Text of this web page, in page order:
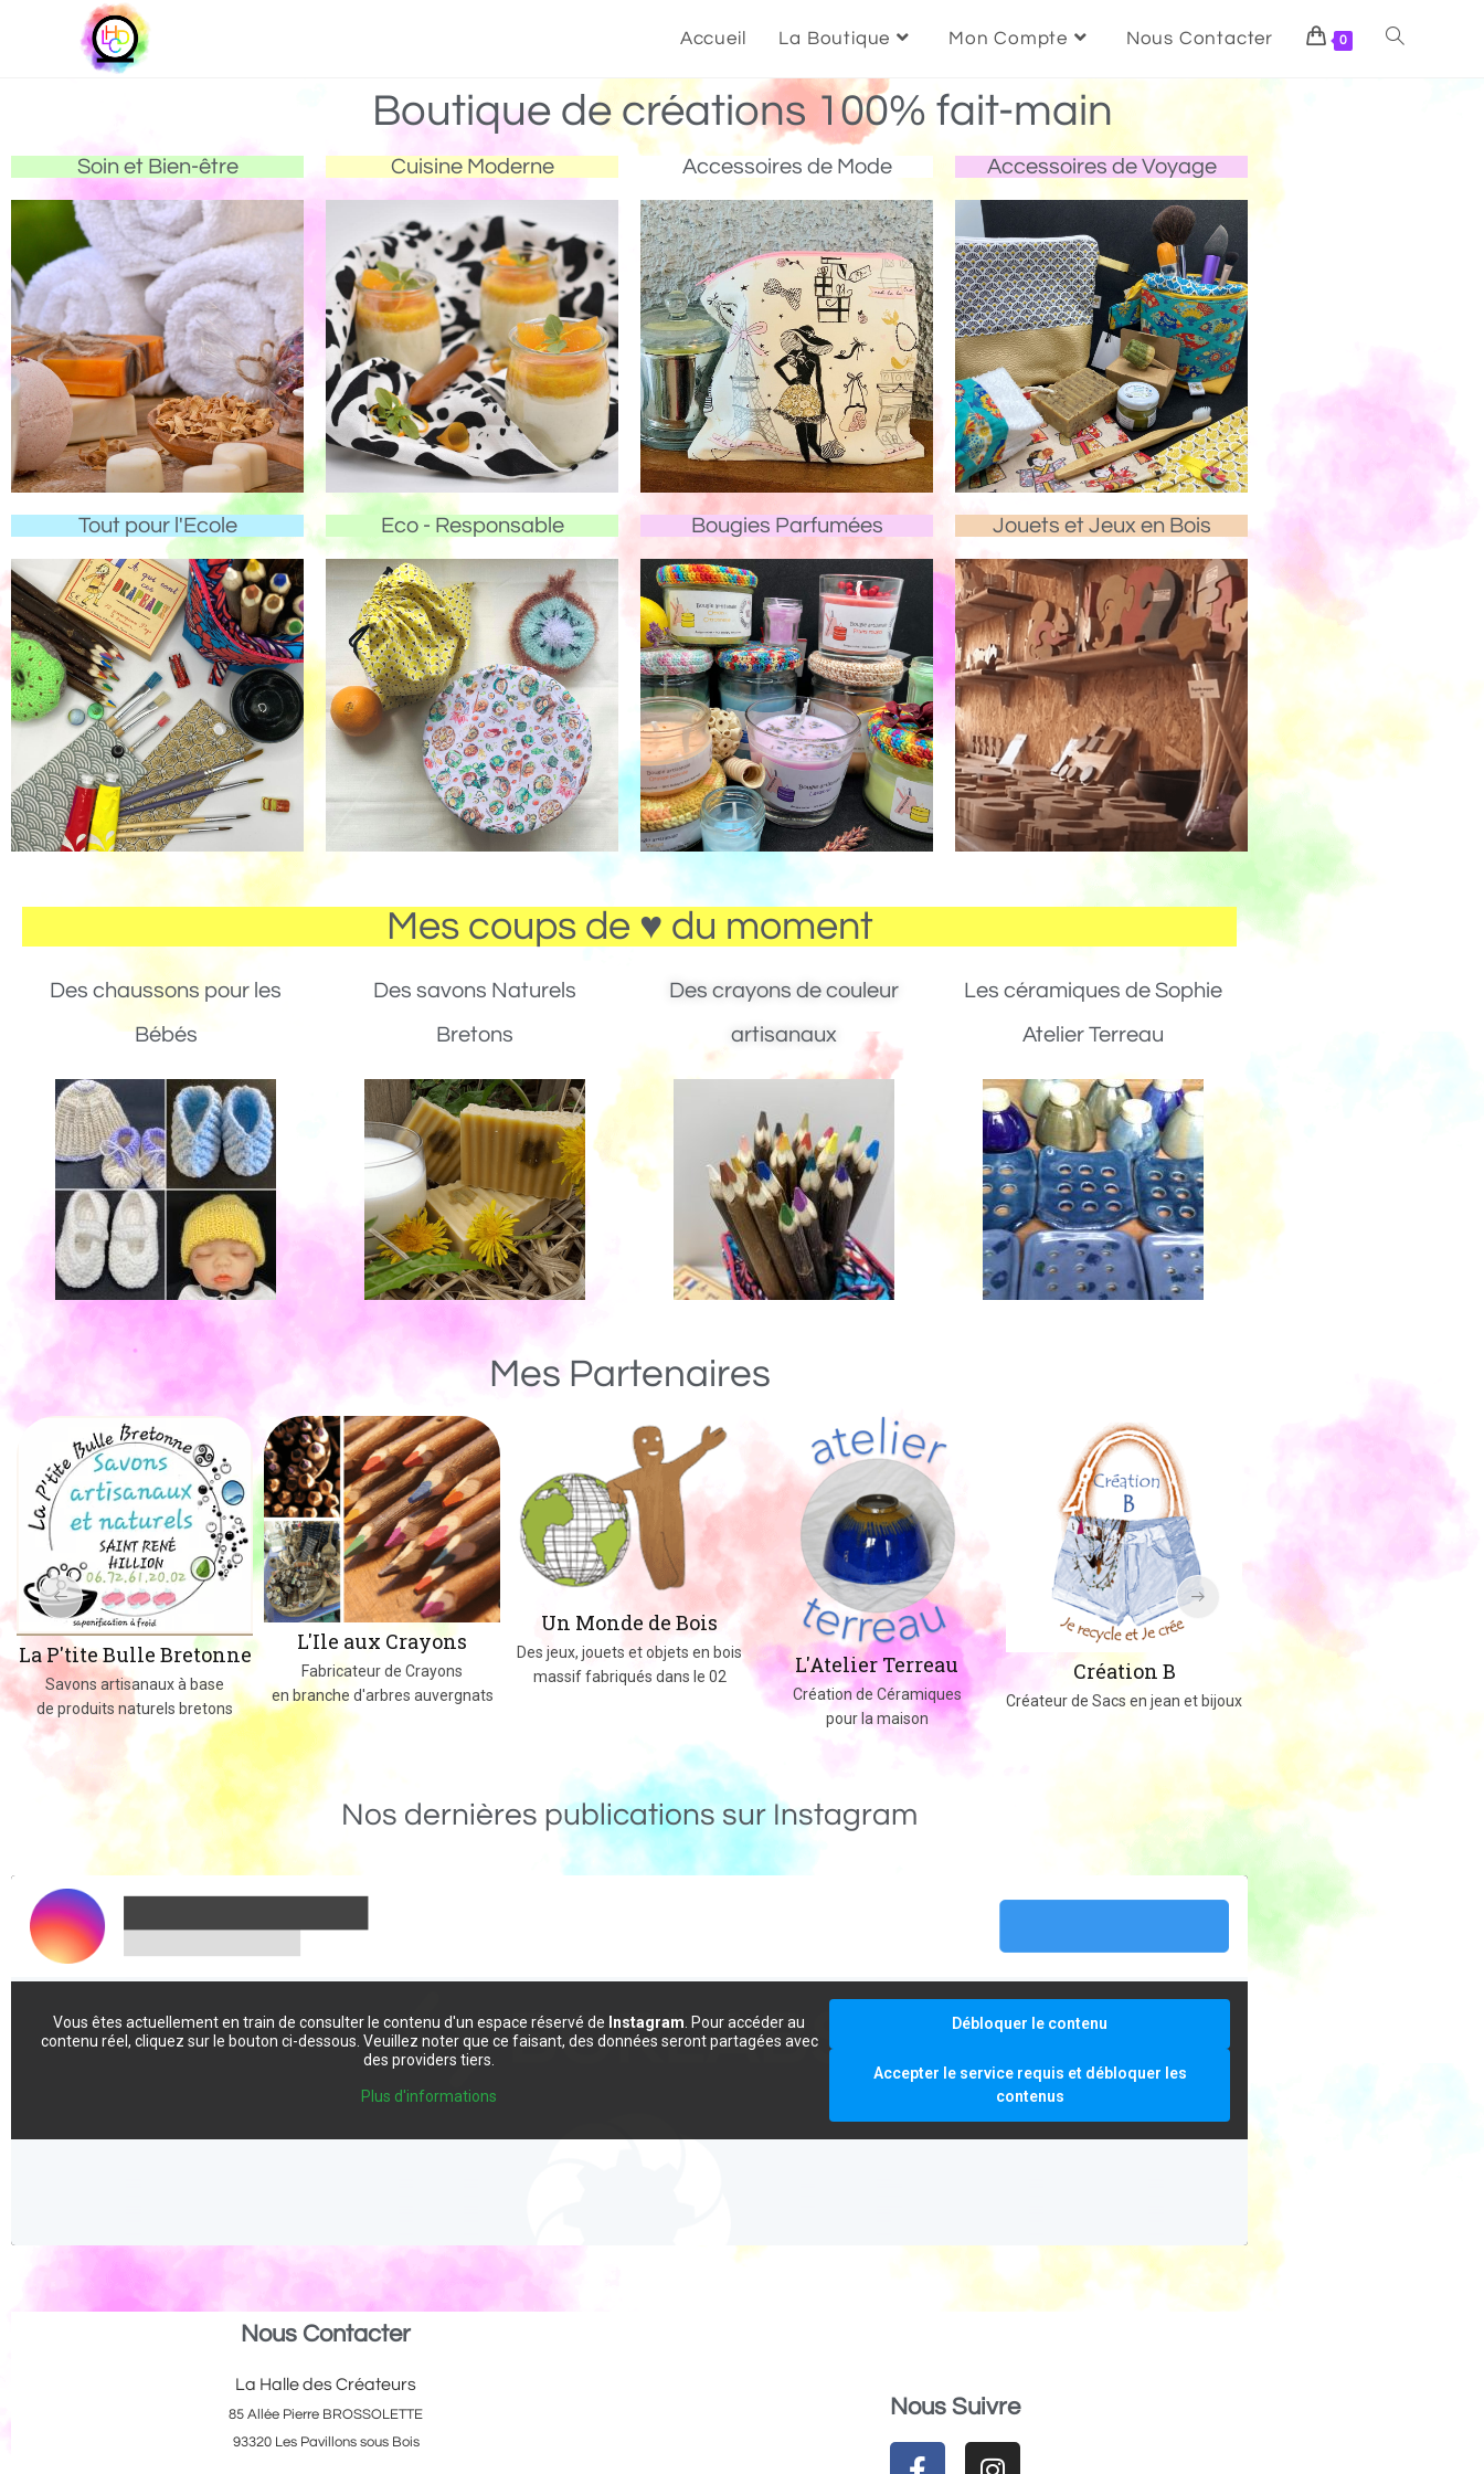
Accueil La Boutique Mon Compte Nous Contacter 0
Boutique de créations 100% fait-main
Soin et Bien-être Cuisine Moderne Accessoires de Mode Accessoires de Voyage
Tout pour l'Ecole Eco - Responsable Bougies Parfumées Jouets et Jeux en Bois
Mes coups de ♥ du moment
Des chaussons pour les
Bébés
Des savons Naturels
Bretons
Des crayons de couleur
artisanaux
Les céramiques de Sophie
Atelier Terreau
Mes Partenaires
La P'tite Bulle Bretonne
Savons artisanaux à base
de produits naturels bretons
L'Ile aux Crayons
Fabricateur de Crayons
en branche d'arbres auvergnats
Un Monde de Bois
Des jeux, jouets et objets en bois
massif fabriqués dans le 02
L'Atelier Terreau
Création de Céramiques
pour la maison
Création B
Créateur de Sacs en jean et bijoux
Créations au crochet ou tricot
Nos dernières publications sur Instagram
Vous êtes actuellement en train de consulter le contenu d'un espace réservé de Instagram . Pour accéder au
contenu réel, cliquez sur le bouton ci-dessous. Veuillez noter que ce faisant, des données seront partagées avec
des providers tiers.
Plus d'informations
Débloquer le contenu
Accepter le service requis et débloquer les
contenus
Nous Contacter
La Halle des Créateurs
85 Allée Pierre BROSSOLETTE
93320 Les Pavillons sous Bois
Nous Suivre